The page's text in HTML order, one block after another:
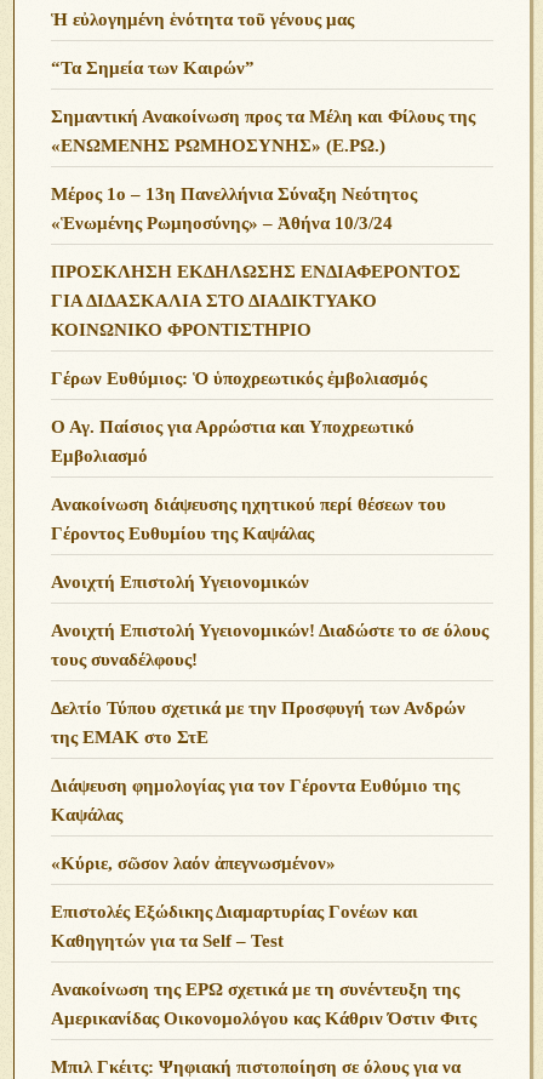
Ἡ εὐλογημένη ἑνότητα τοῦ γένους μας
“Τα Σημεία των Καιρών”
Σημαντική Ανακοίνωση προς τα Μέλη και Φίλους της
«ΕΝΩΜΕΝΗΣ ΡΩΜΗΟΣΥΝΗΣ» (Ε.ΡΩ.)
Μέρος 1ο – 13η Πανελλήνια Σύναξη Νεότητος
«Ἑνωμένης Ρωμηοσύνης» – Ἀθήνα 10/3/24
ΠΡΟΣΚΛΗΣΗ ΕΚΔΗΛΩΣΗΣ ΕΝΔΙΑΦΕΡΟΝΤΟΣ
ΓΙΑ ΔΙΔΑΣΚΑΛΙΑ ΣΤΟ ΔΙΑΔΙΚΤΥΑΚΟ
ΚΟΙΝΩΝΙΚΟ ΦΡΟΝΤΙΣΤΗΡΙΟ
Γέρων Ευθύμιος: Ὁ ὑποχρεωτικός ἐμβολιασμός
Ο Αγ. Παίσιος για Αρρώστια και Υποχρεωτικό
Εμβολιασμό
Ανακοίνωση διάψευσης ηχητικού περί θέσεων του
Γέροντος Ευθυμίου της Καψάλας
Ανοιχτή Επιστολή Υγειονομικών
Ανοιχτή Επιστολή Υγειονομικών! Διαδώστε το σε όλους
τους συναδέλφους!
Δελτίο Τύπου σχετικά με την Προσφυγή των Ανδρών
της ΕΜΑΚ στο ΣτΕ
Διάψευση φημολογίας για τον Γέροντα Ευθύμιο της
Καψάλας
«Κύριε, σῶσον λαόν ἀπεγνωσμένον»
Επιστολές Εξώδικης Διαμαρτυρίας Γονέων και
Καθηγητών για τα Self – Test
Ανακοίνωση της ΕΡΩ σχετικά με τη συνέντευξη της
Αμερικανίδας Οικονομολόγου κας Κάθριν Όστιν Φιτς
Μπιλ Γκέιτς: Ψηφιακή πιστοποίηση σε όλους για να